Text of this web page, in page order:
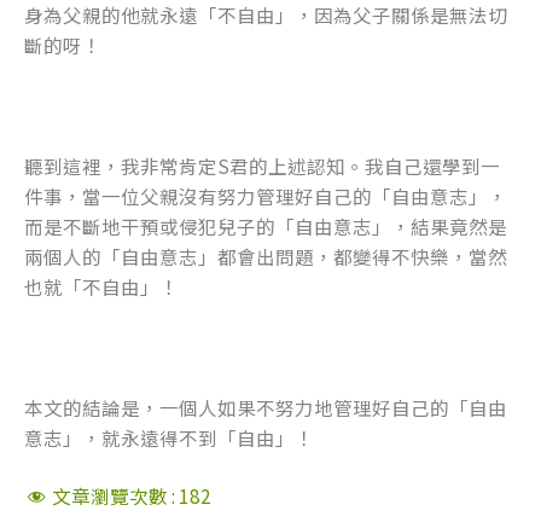
身為父親的他就永遠「不自由」，因為父子關係是無法切
斷的呀！
聽到這裡，我非常肯定S君的上述認知。我自己還學到一
件事，當一位父親沒有努力管理好自己的「自由意志」，
而是不斷地干預或侵犯兒子的「自由意志」，結果竟然是
兩個人的「自由意志」都會出問題，都變得不快樂，當然
也就「不自由」！
本文的結論是，一個人如果不努力地管理好自己的「自由
意志」，就永遠得不到「自由」！
文章瀏覽次數 : 182